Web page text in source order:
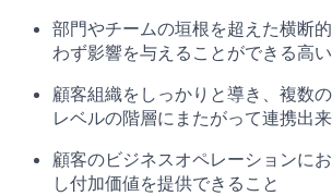
部門やチームの垣根を超えた横断
わず影響を与えることができる高
顧客組織をしっかりと導き、複数
レベルの階層にまたがって連携出
顧客のビジネスオペレーションに
し付加価値を提供できること